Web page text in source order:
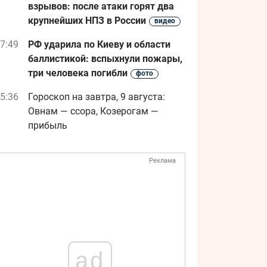
взрывов: после атаки горят два
крупнейших НПЗ в России
видео
РФ ударила по Киеву и области
баллистикой: вспыхнули пожары,
три человека погибли
фото
Гороскоп на завтра, 9 августа:
Овнам — ссора, Козерогам —
прибыль
Реклама
ad